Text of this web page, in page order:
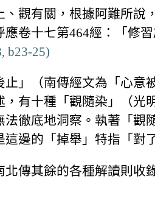
、觀有關，根據阿難所說
應卷十七第464經：「修
b23-25)
止」（南傳經文為「心意
，有十種「觀隨染」（光
法徹底地洞察。執著「觀
這邊的「掉舉」特指「對
北傳其餘的各種解讀則收